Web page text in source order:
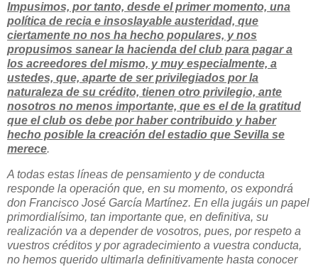
Impusimos, por tanto, desde el primer momento, una
política de recia e insoslayable austeridad, que
ciertamente no nos ha hecho populares, y nos
propusimos sanear la hacienda del club para pagar a
los acreedores del mismo, y muy especialmente, a
ustedes, que, aparte de ser privilegiados por la
naturaleza de su crédito, tienen otro privilegio, ante
nosotros no menos importante, que es el de la gratitud
que el club os debe por haber contribuido y haber
hecho posible la creación del estadio que Sevilla se
merece.
A todas estas líneas de pensamiento y de conducta
responde la operación que, en su momento, os expondrá
don Francisco José García Martínez. En ella jugáis un papel
primordialísimo, tan importante que, en definitiva, su
realización va a depender de vosotros, pues, por respeto a
vuestros créditos y por agradecimiento a vuestra conducta,
no hemos querido ultimarla definitivamente hasta conocer